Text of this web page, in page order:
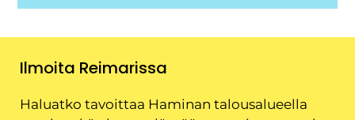
Ilmoita Reimarissa
Haluatko tavoittaa Haminan talousalueella